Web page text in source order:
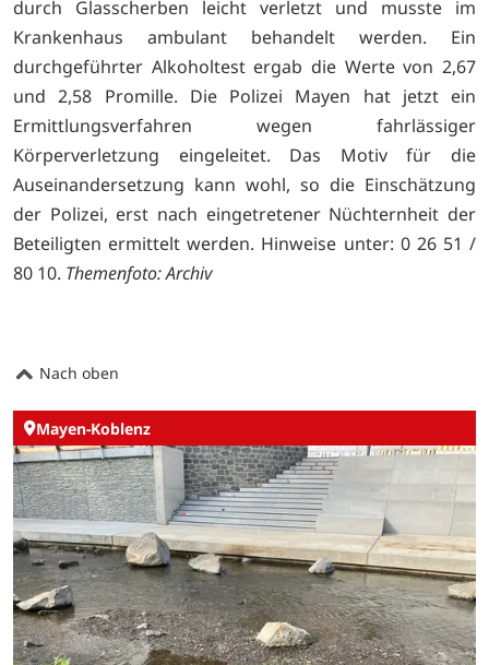
durch Glasscherben leicht verletzt und musste im
Krankenhaus ambulant behandelt werden. Ein
durchgeführter Alkoholtest ergab die Werte von 2,67
und 2,58 Promille. Die Polizei Mayen hat jetzt ein
Ermittlungsverfahren wegen fahrlässiger
Körperverletzung eingeleitet. Das Motiv für die
Auseinandersetzung kann wohl, so die Einschätzung
der Polizei, erst nach eingetretener Nüchternheit der
Beteiligten ermittelt werden. Hinweise unter: 0 26 51 /
80 10. Themenfoto: Archiv
Nach oben
Mayen-Koblenz